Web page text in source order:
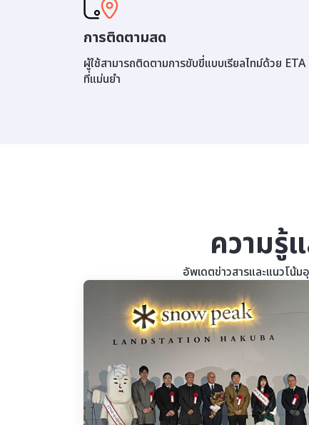
การติดตามสด
ผู้ใช้สามารถติดตามการขับขี่แบบเรียลไทม์ด้วย ETA
ที่แม่นยำ
ความรู้
อัพเดตข่าวสารและแนวโน้